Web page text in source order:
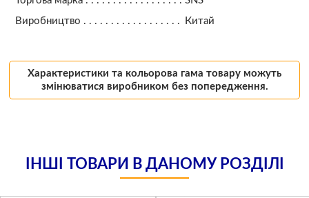
Виробництво
Китай
Характеристики та кольорова гама товару можуть
змінюватися виробником без попередження.
ІНШІ ТОВАРИ В ДАНОМУ РОЗДІЛІ